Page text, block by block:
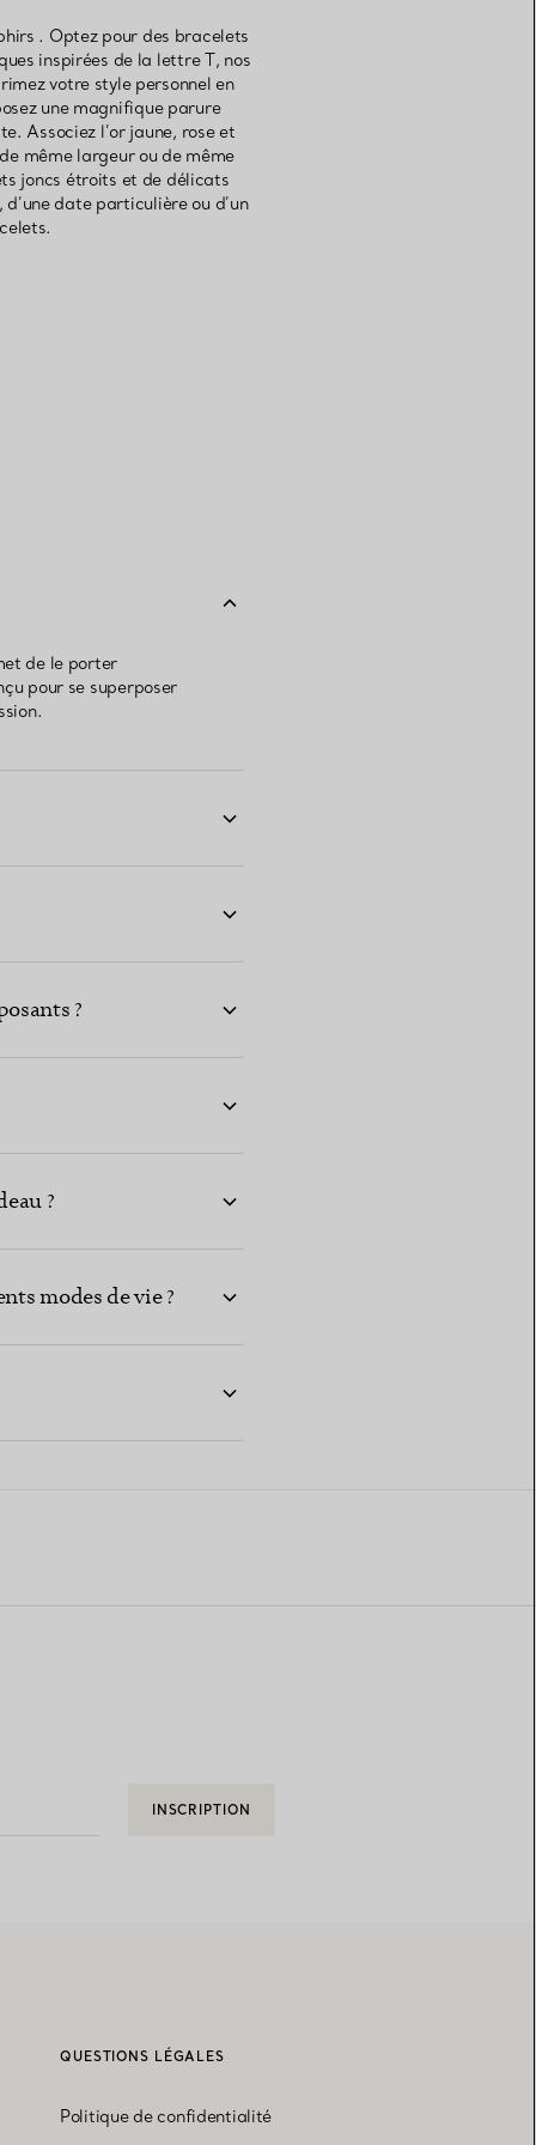
. Optez pour des bracelets
inspirées de la lettre T, nos
votre style personnel en
une magnifique parure
Associez l’or jaune, rose et
même largeur ou de même
joncs étroits et de délicats
date particulière ou d’un
de le porter
pour se superposer
?
?
modes de vie ?
INSCRIPTION
QUESTIONS LÉGALES
Politique de confidentialité